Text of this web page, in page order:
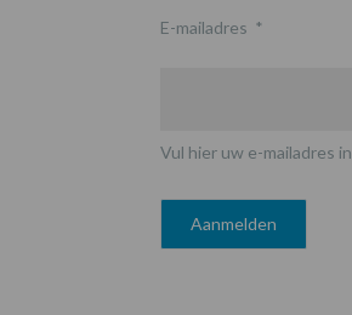
E-mailadres *
Vul hier uw e-mailadres in